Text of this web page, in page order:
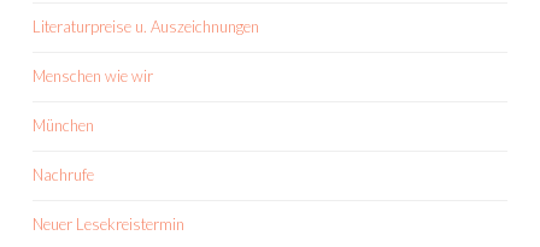
Literaturpreise u. Auszeichnungen
Menschen wie wir
München
Nachrufe
Neuer Lesekreistermin